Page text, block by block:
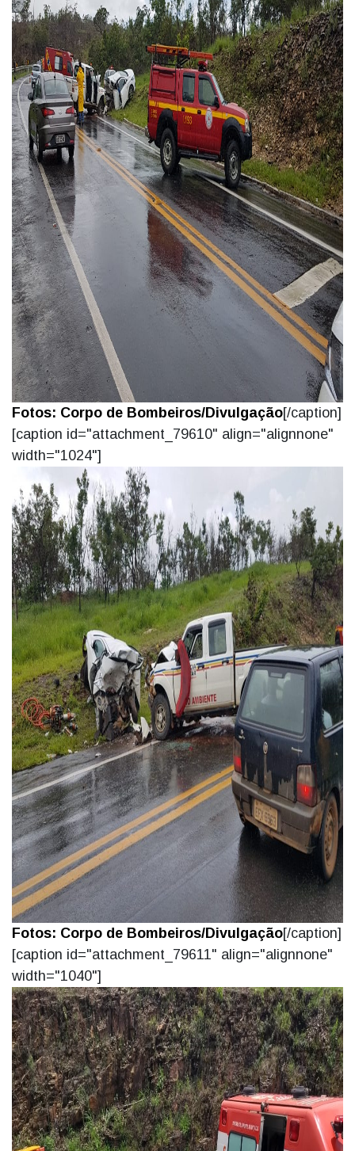
Fotos: Corpo de Bombeiros/Divulgação[/caption]
[caption id="attachment_79610" align="alignnone"
width="1024"]
Fotos: Corpo de Bombeiros/Divulgação[/caption]
[caption id="attachment_79611" align="alignnone"
width="1040"]